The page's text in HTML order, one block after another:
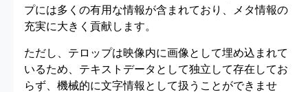
プには多くの有用な情報が含まれており、メタ情報の
充実に大きく貢献します。
ただし、テロップは映像内に画像として埋め込まれて
いるため、テキストデータとして独立して存在してお
らず、機械的に文字情報として扱うことができませ